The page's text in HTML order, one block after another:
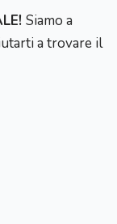
Siamo a
a trovare il